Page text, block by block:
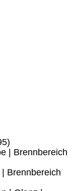
| Brennbereich
Brennbereich